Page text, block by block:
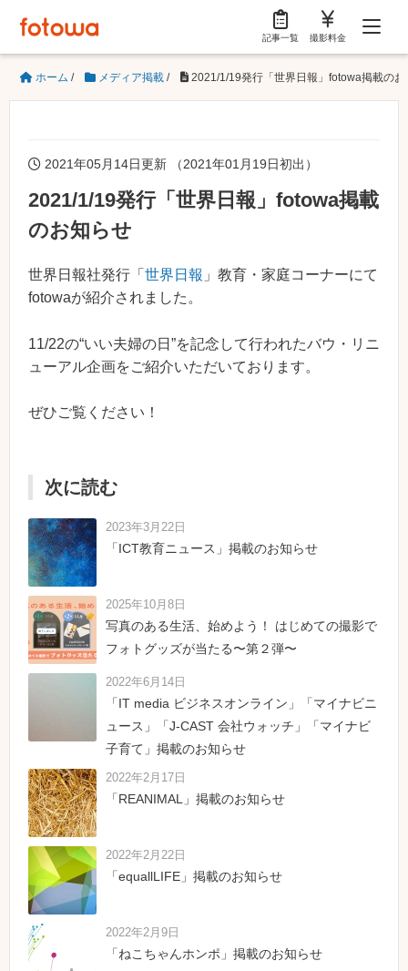
記事一覧 撮影料金
ホーム / メディア掲載 / 2021/1/19発行「世界日報」fotowa掲載のお
2021年05月14日更新 （2021年01月19日初出）
2021/1/19発行「世界日報」fotowa掲載
のお知らせ
世界日報社発行「 世界日報 」教育・家庭コーナーにて
fotowaが紹介されました。
11/22の“いい夫婦の日”を記念して行われたバウ・リニ
ューアル企画をご紹介いただいております。
ぜひご覧ください！
次に読む
2023年3月22日
「ICT教育ニュース」掲載のお知らせ
2025年10月8日
写真のある生活、始めよう！ はじめての撮影で
フォトグッズが当たる〜第２弾〜
2022年6月14日
「IT media ビジネスオンライン」「マイナビニ
ュース」「J-CAST 会社ウォッチ」「マイナビ
子育て」掲載のお知らせ
2022年2月17日
「REANIMAL」掲載のお知らせ
2022年2月22日
「equallLIFE」掲載のお知らせ
2022年2月9日
「ねこちゃんホンポ」掲載のお知らせ